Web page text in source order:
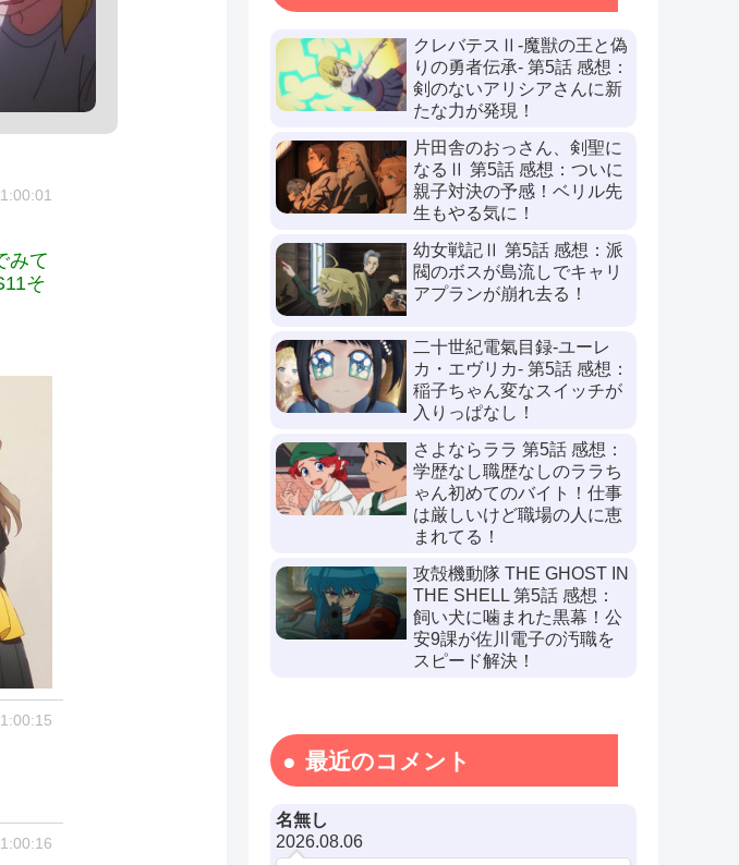
て
そ
クレバテスⅡ-魔獣の王と偽
りの勇者伝承- 第5話 感想：
剣のないアリシアさんに新
たな力が発現！
片田舎のおっさん、剣聖に
なるⅡ 第5話 感想：ついに
親子対決の予感！ベリル先
生もやる気に！
幼女戦記Ⅱ 第5話 感想：派
閥のボスが島流しでキャリ
アプランが崩れ去る！
二十世紀電氣目録-ユーレ
カ・エヴリカ- 第5話 感想：
稲子ちゃん変なスイッチが
入りっぱなし！
さよならララ 第5話 感想：
学歴なし職歴なしのララち
ゃん初めてのバイト！仕事
は厳しいけど職場の人に恵
まれてる！
攻殻機動隊 THE GHOST IN
THE SHELL 第5話 感想：
飼い犬に噛まれた黒幕！公
安9課が佐川電子の汚職を
スピード解決！
最近のコメント
名無し
2026.08.06